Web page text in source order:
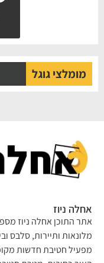
מומלצי גוגל
אחלה ניוז
אתר התוכן אחלה ניוז
מלונאות ותיירות, סלבס
מפעיל חטיבת חדשות